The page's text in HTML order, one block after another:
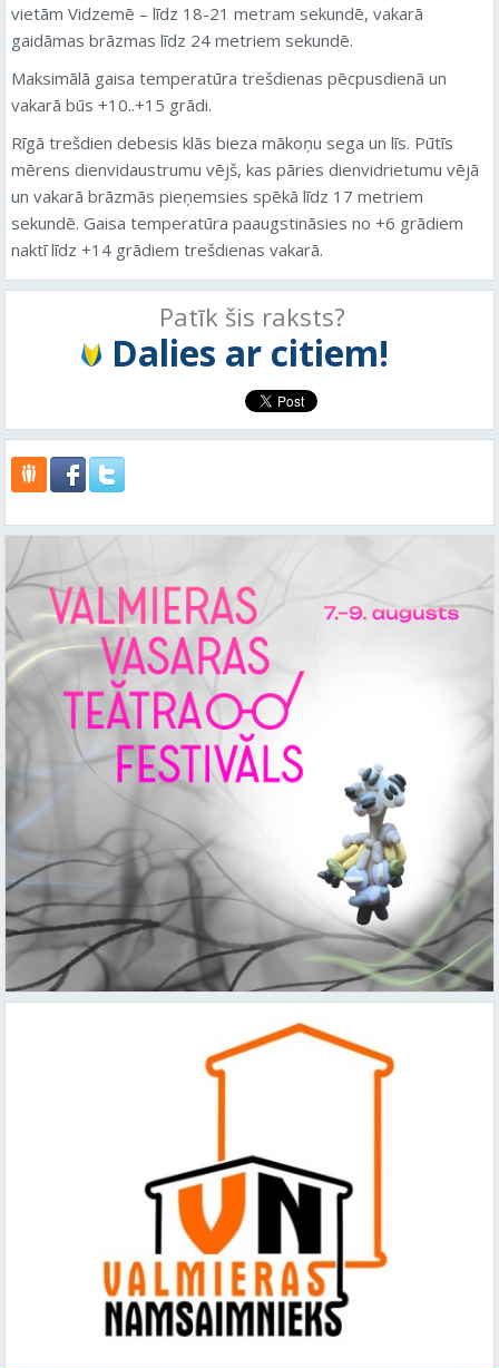
vietām Vidzemē – līdz 18-21 metram sekundē, vakarā
gaidāmas brāzmas līdz 24 metriem sekundē.
Maksimālā gaisa temperatūra trešdienas pēcpusdienā un
vakarā būs +10..+15 grādi.
Rīgā trešdien debesis klās bieza mākoņu sega un līs. Pūtīs
mērens dienvidaustrumu vējš, kas pāries dienvidrietumu vējā
un vakarā brāzmās pieņemsies spēkā līdz 17 metriem
sekundē. Gaisa temperatūra paaugstināsies no +6 grādiem
naktī līdz +14 grādiem trešdienas vakarā.
Patīk šis raksts?
Dalies ar citiem!